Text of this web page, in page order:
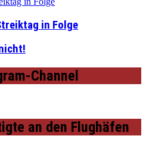
in Folge
Channel
an den Flughäfen